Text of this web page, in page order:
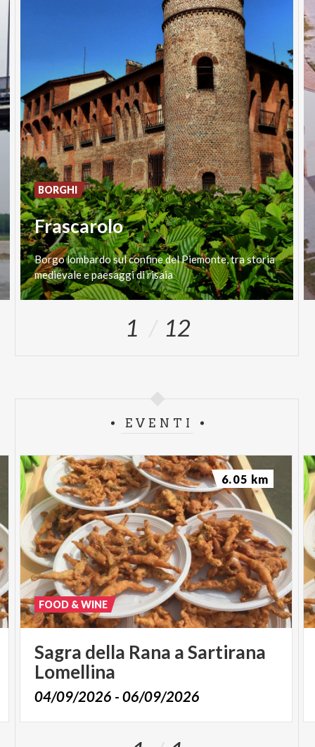
Frascarolo
BorgolombardosulconfinedelPiemonte,trastoria
medievaleepaesaggidirisaia
BORGHI
1 12
EVENTI
Sagra della Rana a Sartirana
Lomellina
04/09/2026 - 06/09/2026
FOOD & WINE
6.05 km